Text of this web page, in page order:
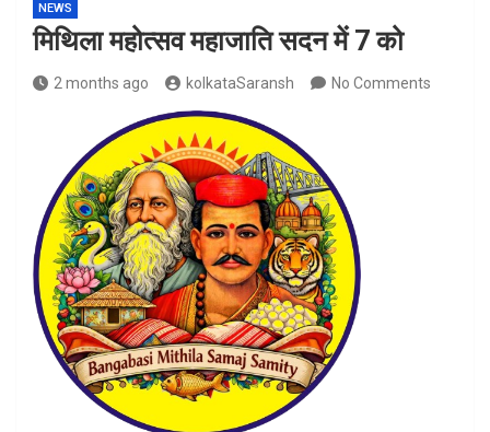
NEWS
मिथिला महोत्सव महाजाति सदन में 7 को
2 months ago kolkataSaransh No Comments